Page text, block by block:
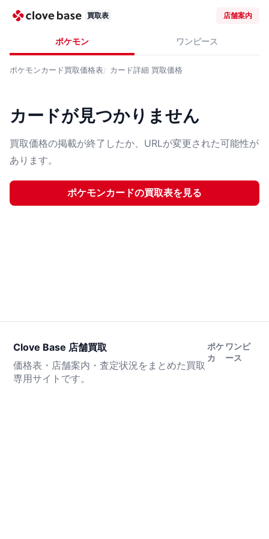
買取表 店舗案内
ポケモン ワンピース
ポケモンカード買取価格表 カード詳細 買取価格
カードが見つかりません
買取価格の掲載が終了したか、URLが変更された可能性が
あります。
ポケモンカードの買取表を見る
Clove Base 店舗買取
価格表・店舗案内・査定状況をまとめた買取
専用サイトです。
ポケ
カ
ワンピ
ース